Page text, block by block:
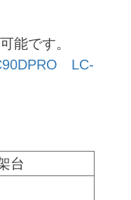
能です。
LC-
台